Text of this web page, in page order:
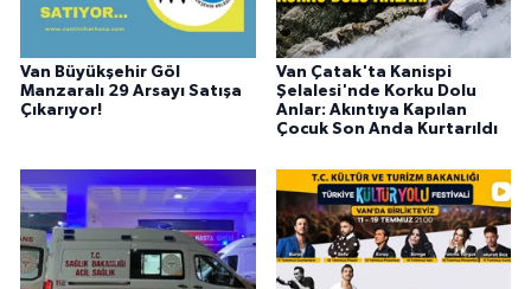
Van Büyükşehir Göl
Manzaralı 29 Arsayı Satışa
Çıkarıyor!
Van Çatak'ta Kanispi
Şelalesi'nde Korku Dolu
Anlar: Akıntıya Kapılan
Çocuk Son Anda Kurtarıldı